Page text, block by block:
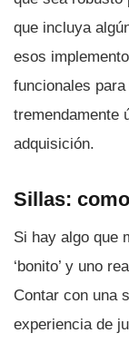
que incluya
esos
funcionales
tremendamente
adquisición.
Sillas:
Si hay algo que
‘bonito’ y uno
Contar con una
experiencia de